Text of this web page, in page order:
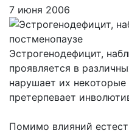
7 июня 2006
Эстрогенодефицит,
проявляется в
нарушает их
претерпевает
Помимо влияний